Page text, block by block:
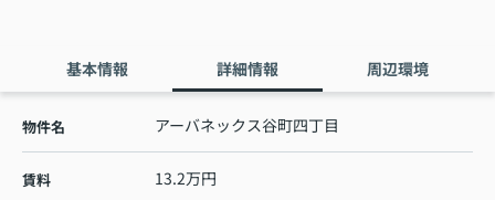
基本情報 詳細情報 周辺環境
物件名 アーバネックス谷町四丁目
賃料 13.2万円